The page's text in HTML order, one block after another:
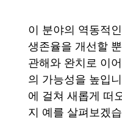
이 분야의 역동적
생존율을 개선할
관해와 완치로 이
의 가능성을 높입
에 걸쳐 새롭게 떠
지 예를 살펴보겠